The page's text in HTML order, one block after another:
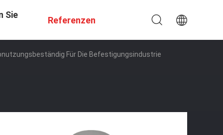
Sie
Referenzen
Für Die Befestigungsindustrie